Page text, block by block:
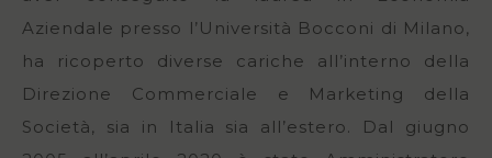
Aziendale presso l’Università Bocconi di Milano,
ha ricoperto diverse cariche all’interno della
Direzione Commerciale e Marketing della
Società, sia in Italia sia all’estero. Dal giugno